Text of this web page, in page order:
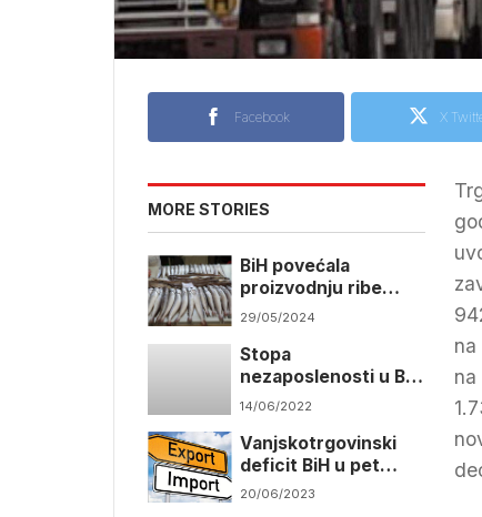
Facebook X
MORE STORIES
BiH povećala
proizvodnju ribe
zahvaljujući samo
29/05/2024
Stopa
nezaposlenosti u BiH
16,7 posto
14/06/2022
Vanjskotrgovinski
deficit BiH u pet
mjeseci 3,9 milijardi
20/06/2023
na
na